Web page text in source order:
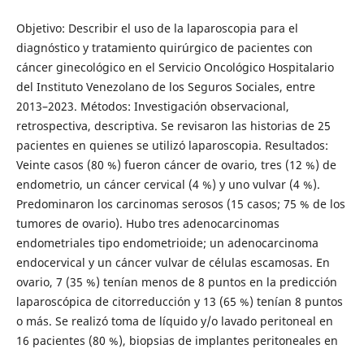
Objetivo: Describir el uso de la laparoscopia para el
diagnóstico y tratamiento quirúrgico de pacientes con
cáncer ginecológico en el Servicio Oncológico Hospitalario
del Instituto Venezolano de los Seguros Sociales, entre
2013–2023. Métodos: Investigación observacional,
retrospectiva, descriptiva. Se revisaron las historias de 25
pacientes en quienes se utilizó laparoscopia. Resultados:
Veinte casos (80 %) fueron cáncer de ovario, tres (12 %) de
endometrio, un cáncer cervical (4 %) y uno vulvar (4 %).
Predominaron los carcinomas serosos (15 casos; 75 % de los
tumores de ovario). Hubo tres adenocarcinomas
endometriales tipo endometrioide; un adenocarcinoma
endocervical y un cáncer vulvar de células escamosas. En
ovario, 7 (35 %) tenían menos de 8 puntos en la predicción
laparoscópica de citorreducción y 13 (65 %) tenían 8 puntos
o más. Se realizó toma de líquido y/o lavado peritoneal en
16 pacientes (80 %), biopsias de implantes peritoneales en